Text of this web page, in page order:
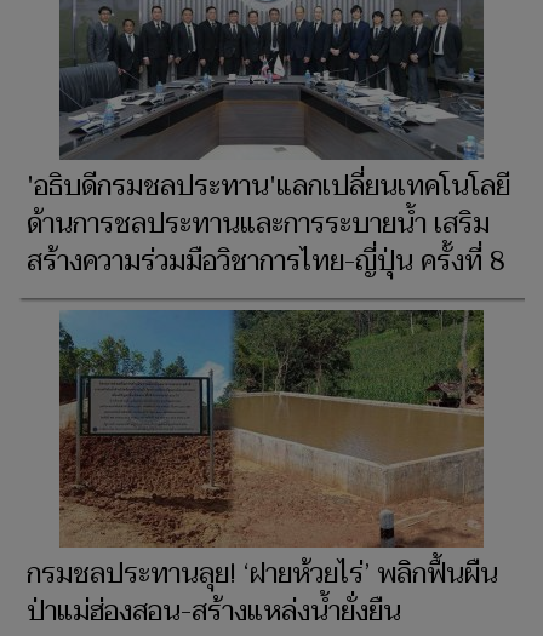
'อธิบดีกรมชลประทาน'แลกเปลี่ยนเทคโนโลยี
ด้านการชลประทานและการระบายน้ำ เสริม
สร้างความร่วมมือวิชาการไทย-ญี่ปุ่น ครั้งที่ 8
กรมชลประทานลุย! ‘ฝายห้วยไร่’ พลิกฟื้นผืน
ป่าแม่ฮ่องสอน-สร้างแหล่งน้ำยั่งยืน